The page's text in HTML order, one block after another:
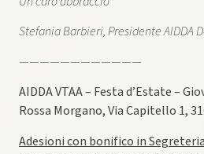
Stefania Barbieri, Presidente AIDDA
————————————
AIDDA VTAA – Festa d’Estate –
Rossa Morgano, Via Capitello 1,
Adesioni con bonifico in